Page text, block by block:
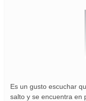
Es un gusto escuchar
salto y se encuentra en